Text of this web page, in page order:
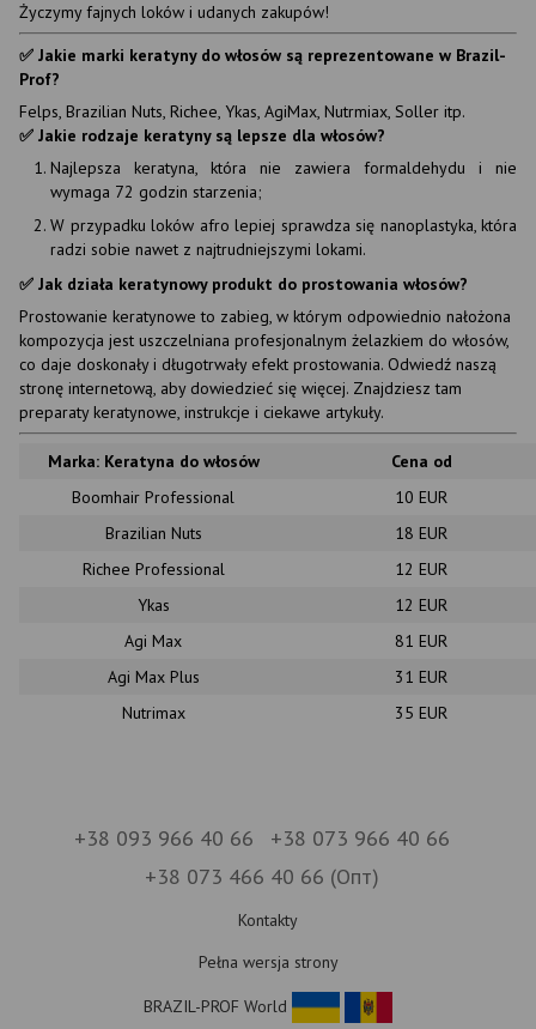
Życzymy fajnych loków i udanych zakupów!
✅ Jakie marki keratyny do włosów są reprezentowane w Brazil-
Prof?
Felps, Brazilian Nuts, Richee, Ykas, AgiMax, Nutrmiax, Soller itp.
✅ Jakie rodzaje keratyny są lepsze dla włosów?
Najlepsza keratyna, która nie zawiera formaldehydu i nie
wymaga 72 godzin starzenia;
W przypadku loków afro lepiej sprawdza się nanoplastyka, która
radzi sobie nawet z najtrudniejszymi lokami.
✅ Jak działa keratynowy produkt do prostowania włosów?
Prostowanie keratynowe to zabieg, w którym odpowiednio nałożona
kompozycja jest uszczelniana profesjonalnym żelazkiem do włosów,
co daje doskonały i długotrwały efekt prostowania. Odwiedź naszą
stronę internetową, aby dowiedzieć się więcej. Znajdziesz tam
preparaty keratynowe, instrukcje i ciekawe artykuły.
Marka: Keratyna do włosów
Cena od
Boomhair Professional
10 EUR
Brazilian Nuts
18 EUR
Richee Professional
12 EUR
Ykas
12 EUR
Agi Max
81 EUR
Agi Max Plus
31 EUR
Nutrimax
35 EUR
+38 093 966 40 66
+38 073 966 40 66
+38 073 466 40 66 (Опт)
Kontakty
Pełna wersja strony
BRAZIL-PROF World